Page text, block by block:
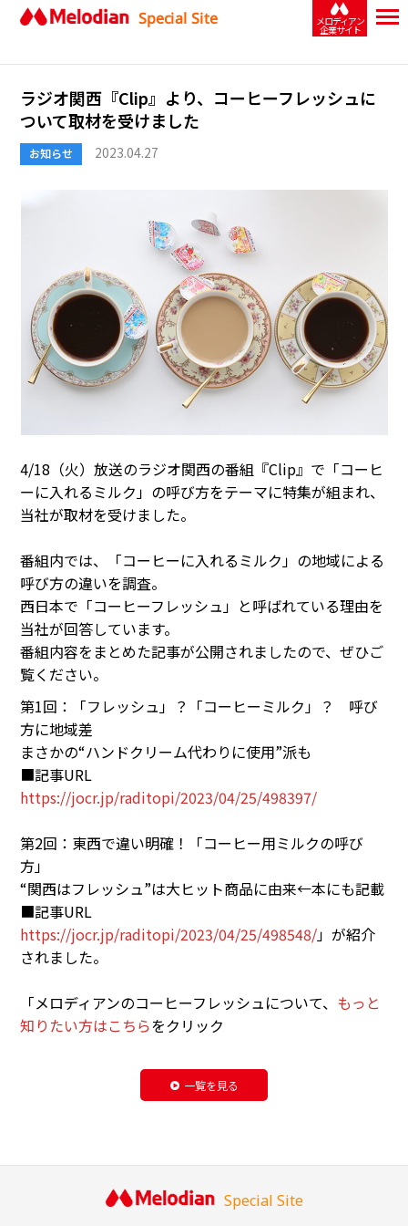
Special Site メロディアン
企業サイト
ラジオ関西『Clip』より、コーヒーフレッシュに
ついて取材を受けました
お知らせ 2023.04.27
4/18（火）放送のラジオ関西の番組『Clip』で「コーヒ
ーに入れるミルク」の呼び方をテーマに特集が組まれ、
当社が取材を受けました。
番組内では、「コーヒーに入れるミルク」の地域による
呼び方の違いを調査。
西日本で「コーヒーフレッシュ」と呼ばれている理由を
当社が回答しています。
番組内容をまとめた記事が公開されましたので、ぜひご
覧ください。
第1回：「フレッシュ」？「コーヒーミルク」？ 呼び
方に地域差
まさかの“ハンドクリーム代わりに使用”派も
■記事URL
https://jocr.jp/raditopi/2023/04/25/498397/
第2回：東西で違い明確！「コーヒー用ミルクの呼び
方」
“関西はフレッシュ”は大ヒット商品に由来←本にも記載
■記事URL
https://jocr.jp/raditopi/2023/04/25/498548/」が紹介
されました。
「メロディアンのコーヒーフレッシュについて、 もっと
知りたい方はこちらをクリック
一覧を見る
Special Site